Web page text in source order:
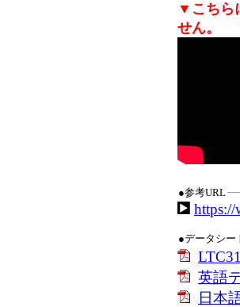
▼こちら
せん。
●参考URL
https://
●データシー
英語
日本